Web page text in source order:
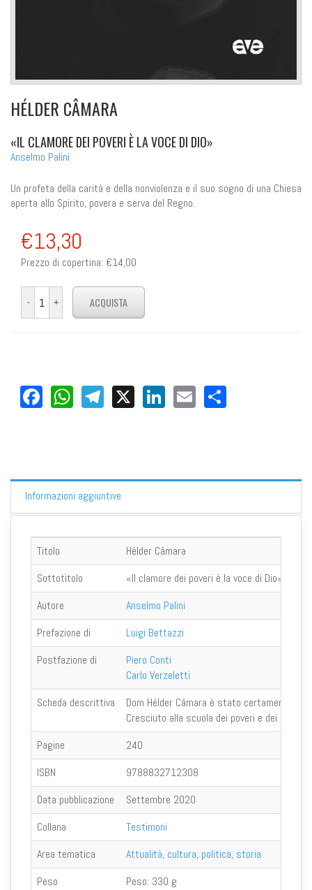
HÉLDER CÂMARA
«IL CLAMORE DEI POVERI È LA VOCE DI DIO»
Anselmo Palini
Un profeta della carità e della nonviolenza e il suo sogno di una Chiesa
aperta allo Spirito, povera e serva del Regno.
€13,30
Prezzo di copertina: €14,00
Facebook
WhatsApp
Telegram
X LinkedIn
Email
Informazioni aggiuntive
Titolo
Hélder Câmara
Sottotitolo
«Il clamore dei poveri è la voce di Dio»
Autore
Anselmo Palini
Prefazione di
Luigi Bettazzi
Postfazione di
Piero Conti
Carlo Verzeletti
Scheda descrittiva
Dom Hélder Câmara è stato certamente
Cresciuto alla scuola dei poveri e dei
Pagine
240
ISBN
9788832712308
Data pubblicazione
Settembre 2020
Collana
Testimoni
Area tematica
Attualità, cultura, politica, storia
Peso
Peso: 330 g